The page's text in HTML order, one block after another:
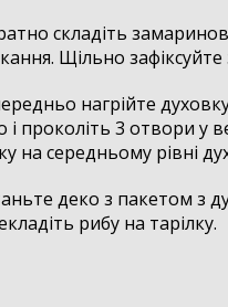
складіть
Щільно зафіксуйте
нагрійте
і проколіть 3 отвори у
на середньому рівні
деко з пакетом з
рибу на тарілку.